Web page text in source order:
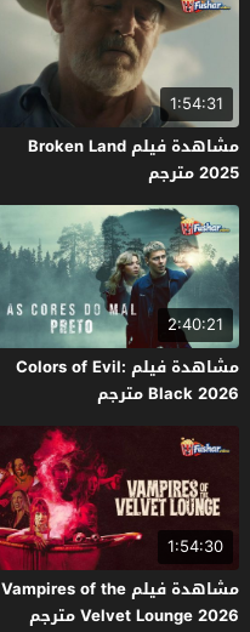
1:54:31
مشاهدة فيلم Broken Land
2025 مترجم
2:40:21
مشاهدة فيلم Colors of Evil:
Black 2026 مترجم
1:54:30
مشاهدة فيلم Vampires of the
Velvet Lounge 2026 مترجم